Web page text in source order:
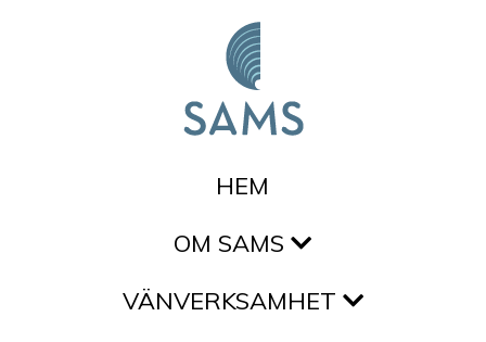
HEM
OM SAMS
VÄNVERKSAMHET